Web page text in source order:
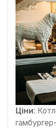
Ціни: